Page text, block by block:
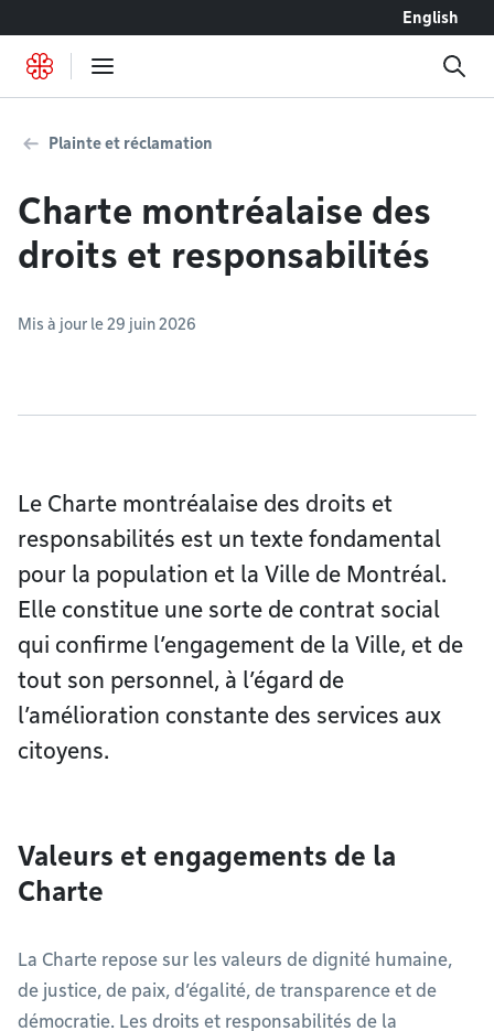
English
Plainte et réclamation
Charte montréalaise des
droits et responsabilités
Mis à jour le 29 juin 2026
Le Charte montréalaise des droits et
responsabilités est un texte fondamental
pour la population et la Ville de Montréal.
Elle constitue une sorte de contrat social
qui confirme l’engagement de la Ville, et de
tout son personnel, à l’égard de
l’amélioration constante des services aux
citoyens.
Valeurs et engagements de la
Charte
La Charte repose sur les valeurs de dignité humaine,
de justice, de paix, d’égalité, de transparence et de
démocratie. Les droits et responsabilités de la